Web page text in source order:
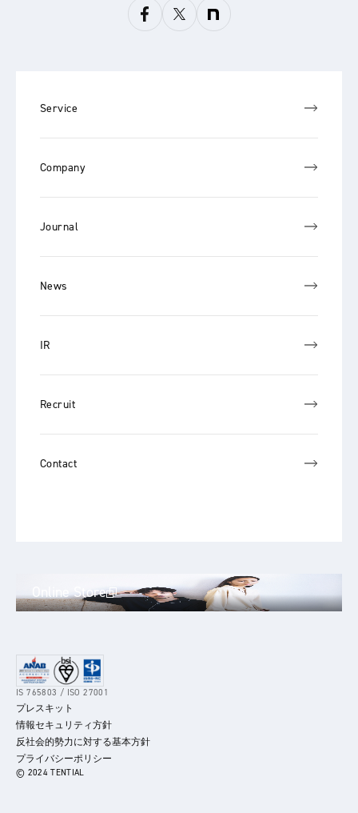
Service
Company
Journal
News
IR
Recruit
Contact
Online Store
IS 765803 / ISO 27001
プレスキット
情報セキュリティ方針
反社会的勢力に対する基本方針
プライバシーポリシー
© 2024 TENTIAL